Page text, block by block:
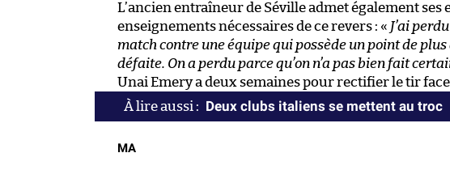
L’ancien entraîneur de Séville admet également
enseignements nécessaires de ce revers : « J’ai
match contre une équipe qui possède un point de
défaite. On a perdu parce qu’on n’a pas bien fait
Unai Emery a deux semaines pour rectifier le tir
Deux clubs italiens se mettent au troc
MA